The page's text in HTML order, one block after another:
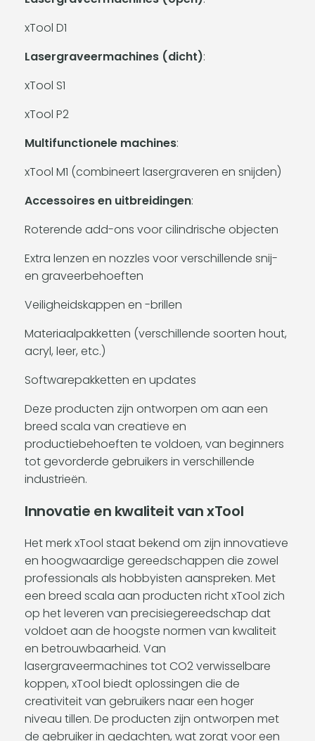
xTool D1
Lasergraveermachines (dicht):
xTool S1
xTool P2
Multifunctionele machines:
xTool M1 (combineert lasergraveren en snijden)
Accessoires en uitbreidingen:
Roterende add-ons voor cilindrische objecten
Extra lenzen en nozzles voor verschillende snij-
en graveerbehoeften
Veiligheidskappen en -brillen
Materiaalpakketten (verschillende soorten hout,
acryl, leer, etc.)
Softwarepakketten en updates
Deze producten zijn ontworpen om aan een
breed scala van creatieve en
productiebehoeften te voldoen, van beginners
tot gevorderde gebruikers in verschillende
industrieën.
Innovatie en kwaliteit van xTool
Het merk xTool staat bekend om zijn innovatieve
en hoogwaardige gereedschappen die zowel
professionals als hobbyisten aanspreken. Met
een breed scala aan producten richt xTool zich
op het leveren van precisiegereedschap dat
voldoet aan de hoogste normen van kwaliteit
en betrouwbaarheid. Van
lasergraveermachines tot CO2 verwisselbare
koppen, xTool biedt oplossingen die de
creativiteit van gebruikers naar een hoger
niveau tillen. De producten zijn ontworpen met
de gebruiker in gedachten, wat zorgt voor een